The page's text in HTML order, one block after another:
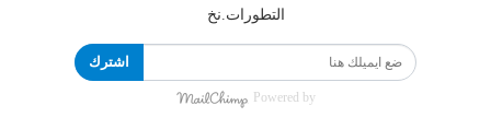
التطورات.نخ
اشترك
Powered by